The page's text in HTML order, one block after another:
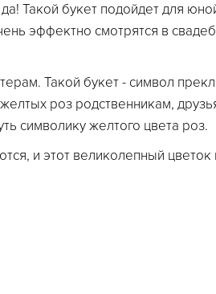
Такой букет подойдет для
эффектно смотрятся в
Такой букет - символ
роз родственникам,
символику желтого цвета роз.
и этот великолепный